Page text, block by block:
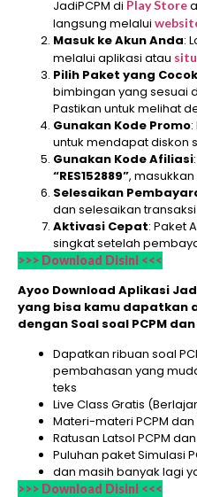
JadiPCPM di Play Store
langsung melalui
Masuk ke Akun Anda:
melalui aplikasi atau
Pilih Paket yang Cocok
bimbingan yang sesuai
Pastikan untuk melihat
Gunakan Kode Promo
untuk mendapat diskon
Gunakan Kode Afiliasi
“RES152889”,
Selesaikan
dan selesaikan
Aktivasi Cepat: Paket
singkat setelah
>>> Download Disini <<<
Ayoo Download Aplikasi
yang bisa kamu dapatkan
dengan Soal soal PCPM dan
Dapatkan ribuan soal
pembahasan yang
teks
Live Class Gratis
Materi-materi PCPM dan
Ratusan Latsol PCPM
Puluhan paket Simulasi
dan masih banyak lagi
>>> Download Disini <<<